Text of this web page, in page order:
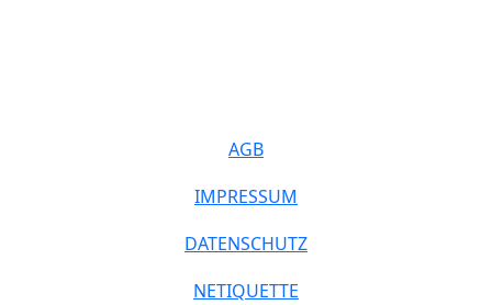
AGB
IMPRESSUM
DATENSCHUTZ
NETIQUETTE